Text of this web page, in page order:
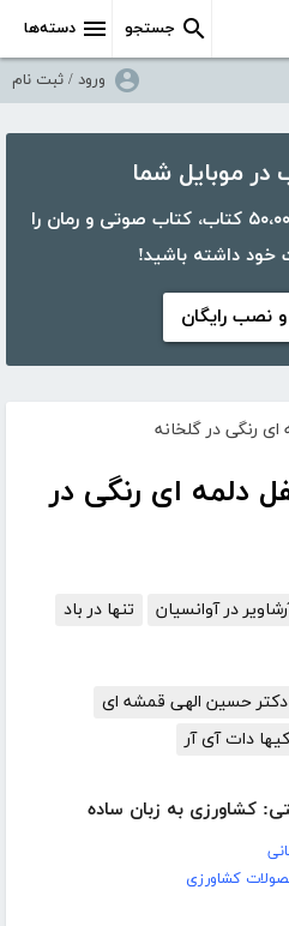
دسته‌ها جستجو
ورود / ثبت نام
با اپلیکیشن کتابراه، بیش از ۵۰،۰۰۰ کتاب، کتاب صوتی و رمان را
خود داشته باشید!
و نصب رایگان
رنگی در گلخانه
دلمه ای رنگی در
در آوانسیان
تنها در باد
دکتر حسین الهی قمشه ای
دات آی آر
کشاورزی به زبان ساده
کشاورزی